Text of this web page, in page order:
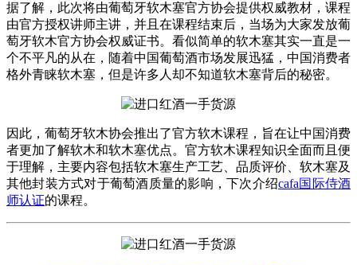
据了解，此次将由葡萄牙软木塞官方协会提供权威教材，课程
由官方授权讲师主讲，并且在课程结束后，当场为大家发放葡
萄牙软木官方协会权威证书。看似简单的软木塞其实一直是一
个不平凡的从在，随着中国葡萄酒市场发展迅猛，中国消费者
格外青睐软木塞，但是许多人却不知道软木塞背后的秘密。
因此，葡萄牙软木协会推出了官方软木课程，旨在让中国消费
者更加了解软木和软木塞优点。官方软木课程知识全面而且便
于理解，主要内容包括软木塞生产工艺、品质评价、软木塞及
其他封装方式对于葡萄酒质量的影响，下次介绍cafa国际侍酒
师认证的课程。